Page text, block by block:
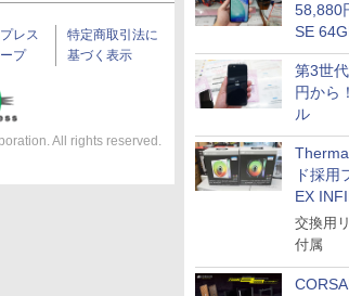
58,880
SE
古Bラ
第3世
円から
ル
ド採用
EX
に単品
交換用
付属
レス
プ
特定商取引法に
基づく表示
All rights reserved.